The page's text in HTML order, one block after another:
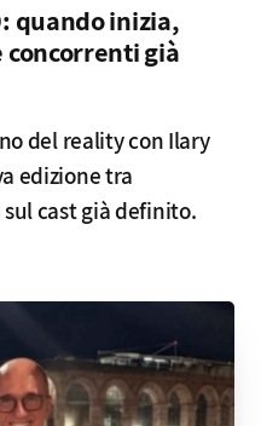
quando inizia,
già
del reality con Ilary
edizione tra
cast già definito.